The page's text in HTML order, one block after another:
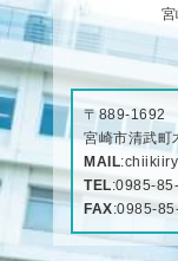
〒889-1692
宮崎市清武町
MAIL:
TEL:0985-
FAX:0985-